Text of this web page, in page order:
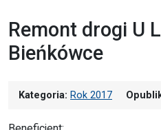
Remont drogi U
Bieńkówce
Kategoria: Rok 2017